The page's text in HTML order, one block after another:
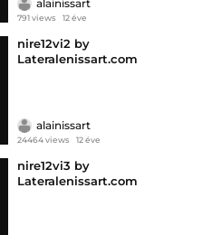
alainissart
791 views 12 éve
nire12vi2 by
Lateralenissart.com
alainissart
24464 views 12 éve
nire12vi3 by
Lateralenissart.com